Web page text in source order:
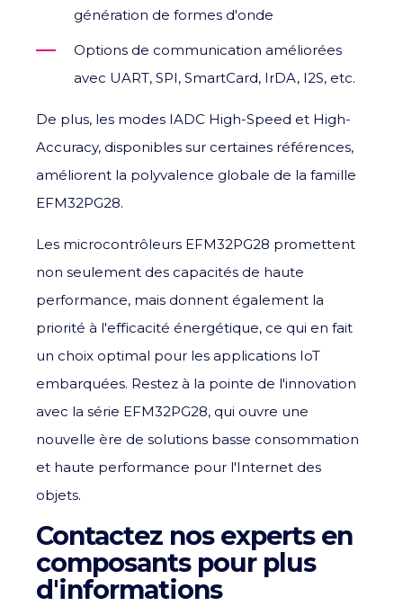
génération de formes d'onde
Options de communication améliorées
avec UART, SPI, SmartCard, IrDA, I2S, etc.
De plus, les modes IADC High-Speed et High-
Accuracy, disponibles sur certaines références,
améliorent la polyvalence globale de la famille
EFM32PG28.
Les microcontrôleurs EFM32PG28 promettent
non seulement des capacités de haute
performance, mais donnent également la
priorité à l'efficacité énergétique, ce qui en fait
un choix optimal pour les applications IoT
embarquées. Restez à la pointe de l'innovation
avec la série EFM32PG28, qui ouvre une
nouvelle ère de solutions basse consommation
et haute performance pour l'Internet des
objets.
Contactez nos experts en
composants pour plus
d'informations